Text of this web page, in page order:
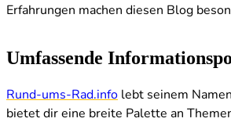
Erfahrungen machen diesen Blog
Umfassende
Rund-ums-Rad.info lebt seinem
bietet dir eine breite Palette an